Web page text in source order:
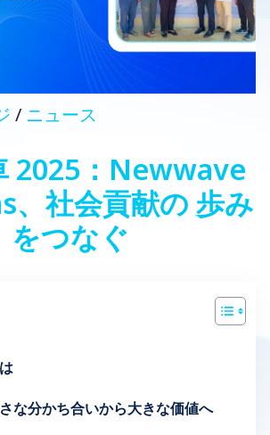
/ ニュース
2025：Newwave
社会貢献の 歩み
をつなぐ
な分かち合いから大きな価値へ